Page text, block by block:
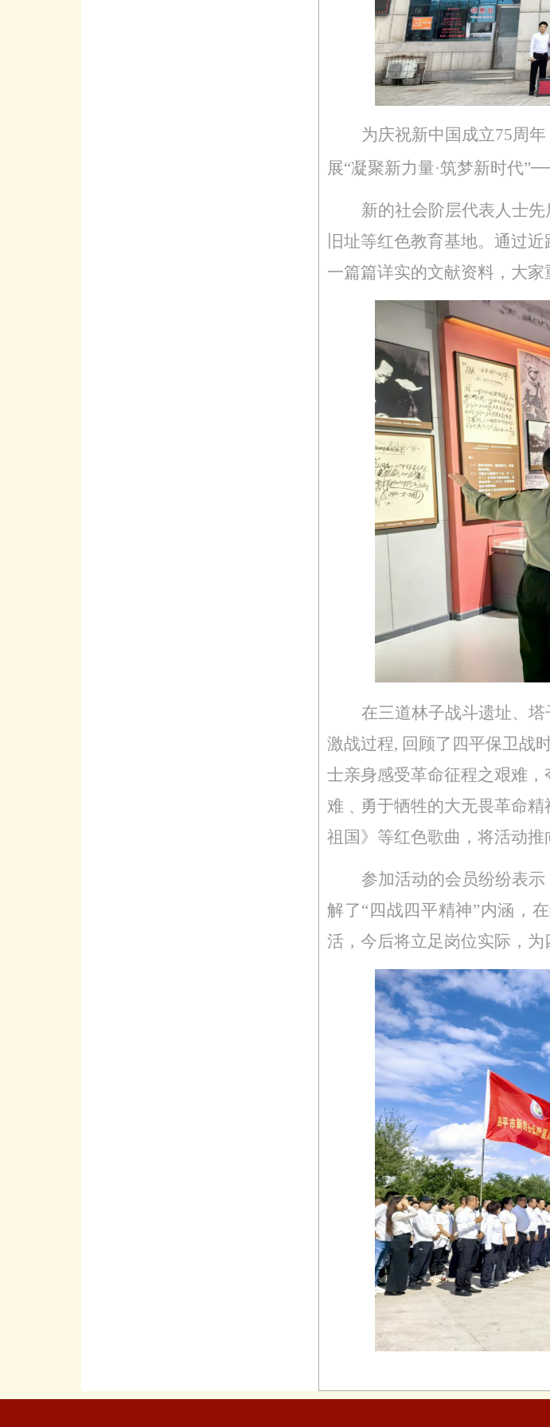
为庆祝新中国成立75周
展“凝聚新力量·筑梦新时代”
新的社会阶层代表人士
旧址等红色教育基地。通过
一篇篇详实的文献资料，大家
在三道林子战斗遗址、
激战过程, 回顾了四平保卫战
士亲身感受革命征程之艰难
难﹑勇于牺牲的大无畏革命
祖国》等红色歌曲，将活动推
参加活动的会员纷纷表
解了“四战四平精神”内涵，
活，今后将立足岗位实际，为